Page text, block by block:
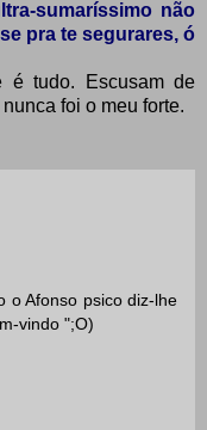
sumaríssimo não
pra te segurares, ó
é tudo. Escusam de
foi o meu forte.
o Afonso psico diz-lhe
vindo ";O)